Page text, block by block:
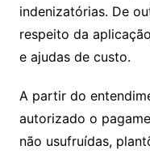
indenizatórias. De
respeito da
e ajudas de custo.
A partir do
autorizado o
não usufruídas,